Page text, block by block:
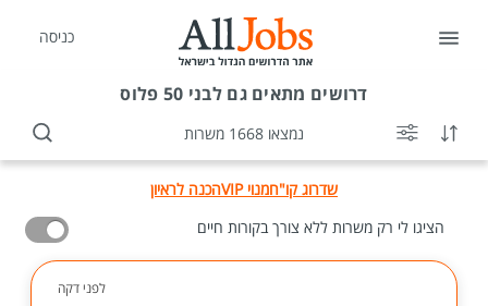
כניסה
דרושים מתאים גם לבני 50 פלוס
נמצאו 1668 משרות
שדרוג קו"חמנוי VIP
הכנה לראיון
הציגו לי רק משרות ללא צורך בקורות חיים
לפני דקה